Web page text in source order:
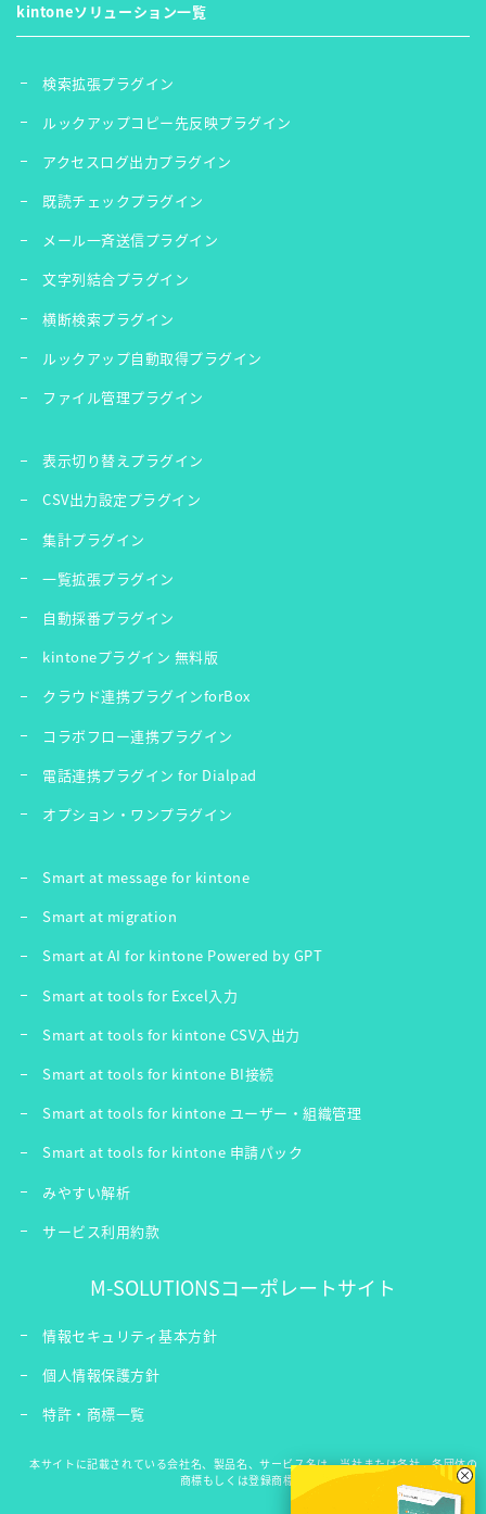
kintoneソリューション一覧
検索拡張プラグイン
ルックアップコピー先反映プラグイン
アクセスログ出力プラグイン
既読チェックプラグイン
メール一斉送信プラグイン
文字列結合プラグイン
横断検索プラグイン
ルックアップ自動取得プラグイン
ファイル管理プラグイン
表示切り替えプラグイン
CSV出力設定プラグイン
集計プラグイン
一覧拡張プラグイン
自動採番プラグイン
kintoneプラグイン 無料版
クラウド連携プラグインforBox
コラボフロー連携プラグイン
電話連携プラグイン for Dialpad
オプション・ワンプラグイン
Smart at message for kintone
Smart at migration
Smart at AI for kintone Powered by GPT
Smart at tools for Excel入力
Smart at tools for kintone CSV入出力
Smart at tools for kintone BI接続
Smart at tools for kintone ユーザー・組織管理
Smart at tools for kintone 申請パック
みやすい解析
サービス利用約款
M-SOLUTIONSコーポレートサイト
情報セキュリティ基本方針
個人情報保護方針
特許・商標一覧
本サイトに記載されている会社名、製品名、サービス名は、当社または各社、各団体の
商標もしくは登録商標です。
×